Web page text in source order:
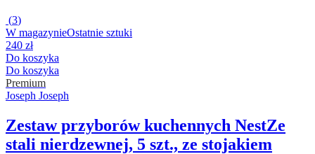
(3)
W magazynieOstatnie sztuki
240 zł
Do koszyka
Do koszyka
Premium
Joseph Joseph
Zestaw przyborów kuchennych NestZe
stali nierdzewnej, 5 szt., ze stojakiem